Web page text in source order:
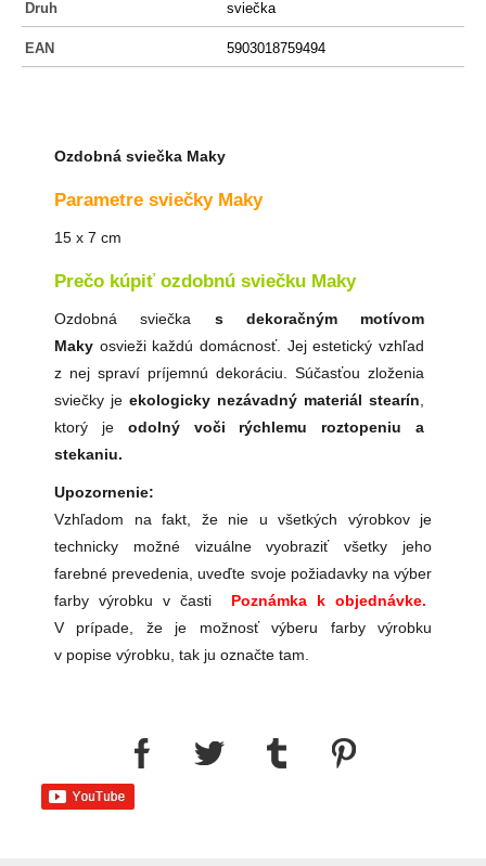
Druh sviečka
EAN 5903018759494
Ozdobná sviečka Maky
Parametre sviečky Maky
15 x 7 cm
Prečo kúpiť ozdobnú sviečku Maky
Ozdobná sviečka s dekoračným motívom
Maky osvieži každú domácnosť. Jej estetický vzhľad
z nej spraví príjemnú dekoráciu. Súčasťou zloženia
sviečky je ekologicky nezávadný materiál stearín
ktorý je odolný voči rýchlemu roztopeniu a
stekaniu.
Upozornenie:
Vzhľadom na fakt, že nie u všetkých výrobkov je
technicky možné vizuálne vyobraziť všetky jeho
farebné prevedenia, uveďte svoje požiadavky na výber
farby výrobku v časti Poznámka k objednávke.
V prípade, že je možnosť výberu farby výrobku
v popise výrobku, tak ju označte tam.